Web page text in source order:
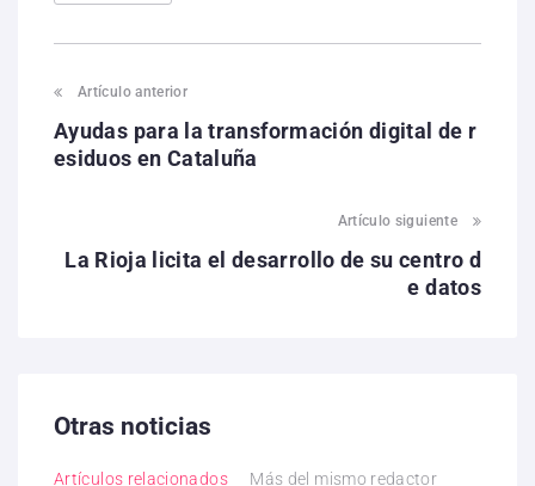
Artículo anterior
Ayudas para la transformación digital de r
esiduos en Cataluña
Artículo siguiente
La Rioja licita el desarrollo de su centro d
e datos
Otras noticias
Artículos relacionados Más del mismo redactor